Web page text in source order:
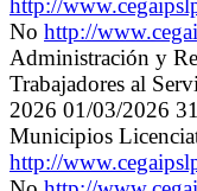
http://
No http://
Administración y
Trabajadores al
2026 01/03/2026
Municipios
http://